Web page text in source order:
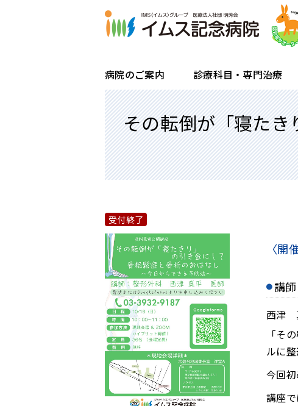
病院のご案内
院長ごあいさつ・理念
病院概要・沿革
フロアマップ
診療科目・専門治療
糖尿病センター・内分泌代謝科
腎不全・透析センター
内視鏡センター
受付・診療時間
診療科のご案内
通院・再診の方
入院・退院のお手続きと流れ
一般健康診断
企業健診
区民健診
患者様のご紹介方法
検査目的のご紹介方法
その転倒が「寝た
受付終了
〈開
講
西津
「そ
ルに
今回
講座